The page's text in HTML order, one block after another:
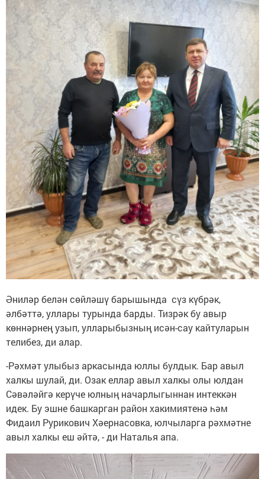
Әниләр белән сөйләшү барышында сүз күбрәк,
әлбәттә, уллары турында барды. Тизрәк бу авыр
көннәрнең узып, улларыбызның исән-сау кайтуларын
телибез, ди алар.
-Рәхмәт улыбыз аркасында юллы булдык. Бар авыл
халкы шулай, ди. Озак еллар авыл халкы олы юлдан
Сәвәләйгә керүче юлның начарлыгыннан интеккән
идек. Бу эшне башкарган район хакимиятенә һәм
Фидаил Рурикович Хәернасовка, юлчыларга рәхмәтне
авыл халкы еш әйтә, - ди Наталья апа.